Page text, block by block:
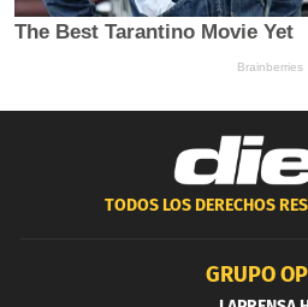
TODOS LOS DERECHOS
GRUPO